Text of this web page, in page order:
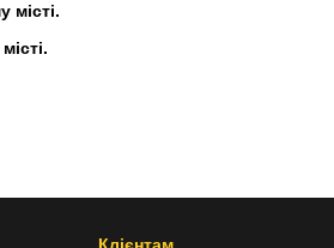
місті.